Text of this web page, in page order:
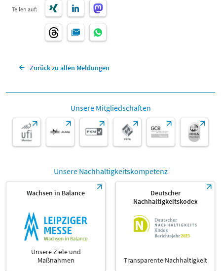
Teilen auf:
Zurück zu allen Meldungen
Unsere Mitgliedschaften
Unsere Nachhaltigkeitskompetenz
Wachsen in Balance
Unsere Ziele und
Maßnahmen
Deutscher
Nachhaltigkeitskodex
Transparente Nachhaltigkeit